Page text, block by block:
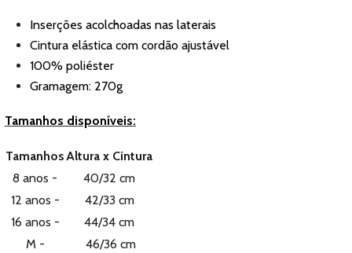
Inserções acolchoadas nas laterais
Cintura elástica com cordão ajustável
100% poliéster
Gramagem: 270g
Tamanhos disponíveis:
TamanhosAltura x Cintura
8 anos -
40/32 cm
12 anos -
42/33 cm
16 anos -
44/34 cm
M -
46/36 cm